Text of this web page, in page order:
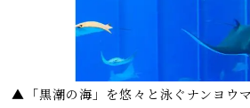
▲「黒潮の海」を悠々と泳ぐナンヨウ